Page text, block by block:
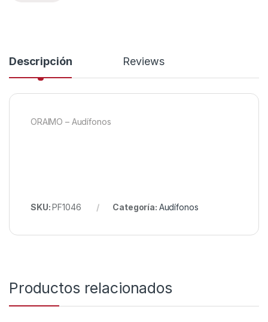
Descripción Reviews
ORAIMO – Audífonos
SKU:PF1046 Categoría: Audífonos
Productos relacionados